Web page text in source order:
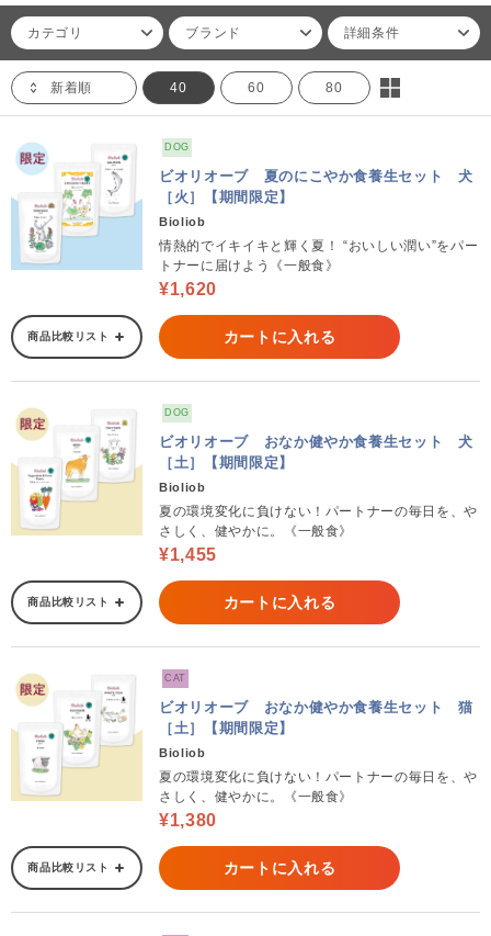
カテゴリ ブランド 詳細条件
新着順 40 60 80
DOG
ビオリオーブ 夏のにこやか食養生セット 犬
［火］【期間限定】
Bioliob
情熱的でイキイキと輝く夏！ “おいしい潤い”をパー
トナーに届けよう《一般食》
¥1,620
商品比較リスト カートに入れる
DOG
ビオリオーブ おなか健やか食養生セット 犬
［土］【期間限定】
Bioliob
夏の環境変化に負けない！パートナーの毎日を、や
さしく、健やかに。《一般食》
¥1,455
商品比較リスト カートに入れる
CAT
ビオリオーブ おなか健やか食養生セット 猫
［土］【期間限定】
Bioliob
夏の環境変化に負けない！パートナーの毎日を、や
さしく、健やかに。《一般食》
¥1,380
商品比較リスト カートに入れる